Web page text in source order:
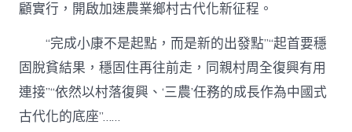
記
引
領
中
國
從
顧實行，開啟加速農業鄉村古代化新征程。
“完成小康不是起點，而是新的出發點”“起首要穩
固脫貧結果，穩固住再往前走，同親村周全復興有用
連接”“依然以村落復興、‘三農’任務的成長作為中國式
古代化的底座”……